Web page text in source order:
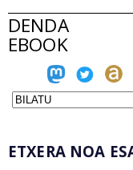
DENDA
EBOOK
ETXERA NOA